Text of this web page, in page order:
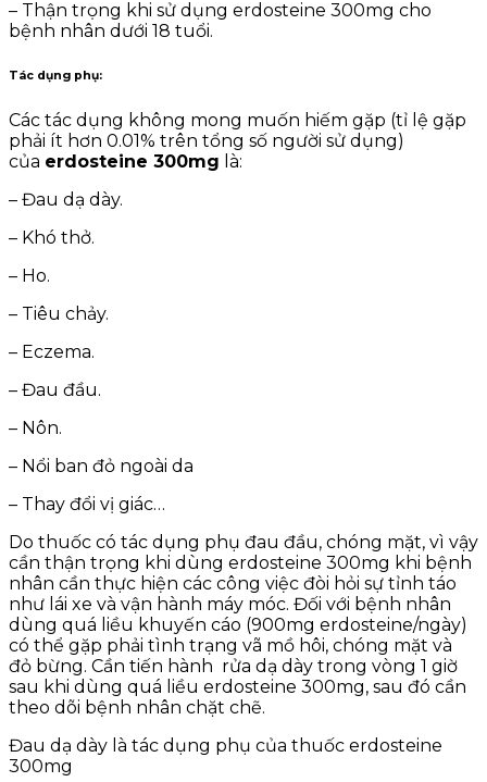
– Thận trọng khi sử dụng erdosteine 300mg cho
bệnh nhân dưới 18 tuổi.
Tác dụng phụ:
Các tác dụng không mong muốn hiếm gặp (tỉ lệ gặp
phải ít hơn 0.01% trên tổng số người sử dụng)
của erdosteine 300mg là:
– Đau dạ dày.
– Khó thở.
– Ho.
– Tiêu chảy.
– Eczema.
– Đau đầu.
– Nôn.
– Nổi ban đỏ ngoài da
– Thay đổi vị giác…
Do thuốc có tác dụng phụ đau đầu, chóng mặt, vì vậy
cần thận trọng khi dùng erdosteine 300mg khi bệnh
nhân cần thực hiện các công việc đòi hỏi sự tỉnh táo
như lái xe và vận hành máy móc. Đối với bệnh nhân
dùng quá liều khuyến cáo (900mg erdosteine/ngày)
có thể gặp phải tình trạng vã mồ hôi, chóng mặt và
đỏ bừng. Cần tiến hành rửa dạ dày trong vòng 1 giờ
sau khi dùng quá liều erdosteine 300mg, sau đó cần
theo dõi bệnh nhân chặt chẽ.
Đau dạ dày là tác dụng phụ của thuốc erdosteine
300mg